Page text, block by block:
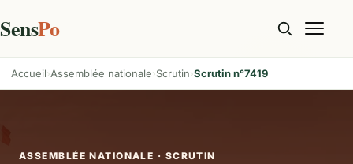
SensPo
Accueil Assemblée nationale Scrutin Scrutin n°7419
ASSEMBLÉE NATIONALE · SCRUTIN